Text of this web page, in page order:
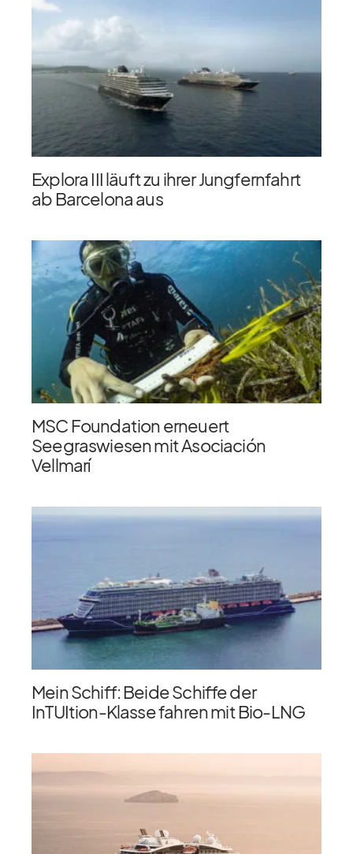
Explora III läuft zu ihrer Jungfernfahrt
ab Barcelona aus
MSC Foundation erneuert
Seegraswiesen mit Asociación
Vellmarí
Mein Schiff: Beide Schiffe der
InTUItion-Klasse fahren mit Bio-LNG